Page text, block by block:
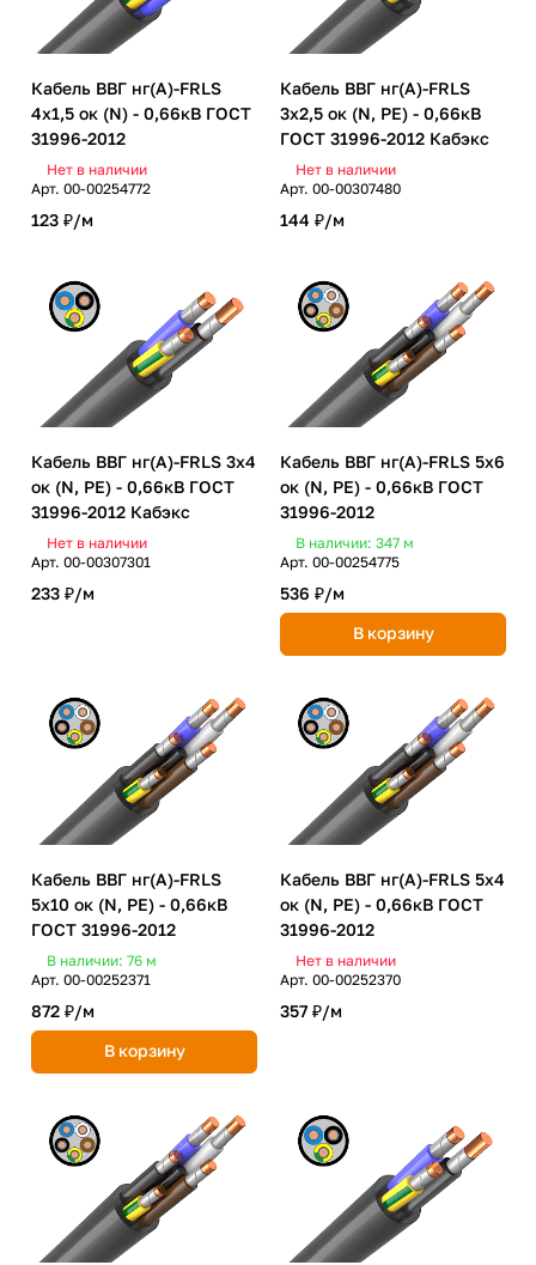
Кабель ВВГ нг(А)-FRLS
4х1,5 ок (N) - 0,66кВ ГОСТ
31996-2012
Нет в наличии
Арт. 00-00254772
123 ₽/м
Кабель ВВГ нг(А)-FRLS
3х2,5 ок (N, PE) - 0,66кВ
ГОСТ 31996-2012 Кабэкс
Нет в наличии
Арт. 00-00307480
144 ₽/м
Кабель ВВГ нг(А)-FRLS 3х4
ок (N, PE) - 0,66кВ ГОСТ
31996-2012 Кабэкс
Нет в наличии
Арт. 00-00307301
233 ₽/м
Кабель ВВГ нг(А)-FRLS 5х6
ок (N, PE) - 0,66кВ ГОСТ
31996-2012
В наличии: 347 м
Арт. 00-00254775
536 ₽/м
В корзину
Кабель ВВГ нг(А)-FRLS
5х10 ок (N, PE) - 0,66кВ
ГОСТ 31996-2012
В наличии: 76 м
Арт. 00-00252371
872 ₽/м
В корзину
Кабель ВВГ нг(А)-FRLS 5х4
ок (N, PE) - 0,66кВ ГОСТ
31996-2012
Нет в наличии
Арт. 00-00252370
357 ₽/м